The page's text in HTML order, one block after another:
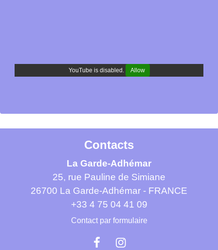
YouTube is disabled. Allow
Contacts
La Garde-Adhémar
25, rue Pauline de Simiane
26700 La Garde-Adhémar - FRANCE
+33 4 75 04 41 09
Contact par formulaire